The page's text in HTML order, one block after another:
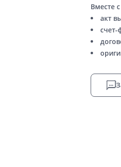
Вместе
акт
счет-